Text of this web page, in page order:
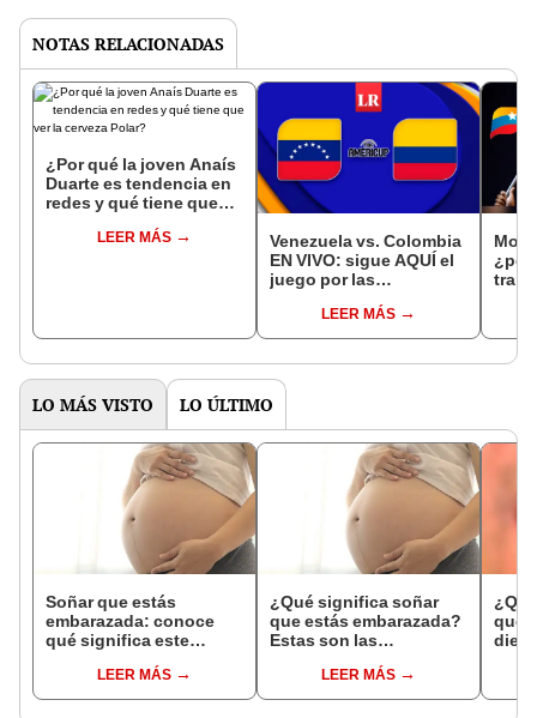
NOTAS RELACIONADAS
¿Por qué la joven Anaís
Duarte es tendencia en
redes y qué tiene que
LEER MÁS
Venezuela vs. Colombia
EN VIVO: sigue AQUÍ el
juego por las
2025 de basket
LEER MÁS
¿por
LO MÁS VISTO LO ÚLTIMO
Soñar que estás
embarazada: conoce
qué significa este
LEER MÁS
¿Qué significa soñar
que estás embarazada?
Estas son las
comunesLEER MÁS
que